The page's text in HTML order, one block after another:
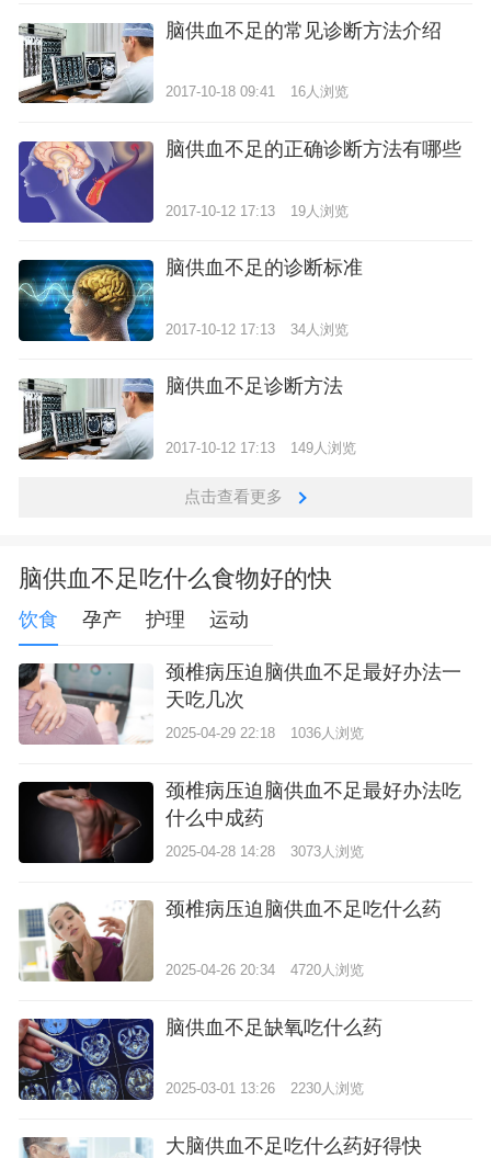
脑供血不足的常见诊断方法介绍
2017-10-18 09:41 16人浏览
脑供血不足的正确诊断方法有哪些
2017-10-12 17:13 19人浏览
脑供血不足的诊断标准
2017-10-12 17:13 34人浏览
脑供血不足诊断方法
2017-10-12 17:13 149人浏览
点击查看更多
脑供血不足吃什么食物好的快
饮食 孕产 护理 运动
颈椎病压迫脑供血不足最好办法一
天吃几次
2025-04-29 22:18 1036人浏览
颈椎病压迫脑供血不足最好办法吃
什么中成药
2025-04-28 14:28 3073人浏览
颈椎病压迫脑供血不足吃什么药
2025-04-26 20:34 4720人浏览
脑供血不足缺氧吃什么药
2025-03-01 13:26 2230人浏览
大脑供血不足吃什么药好得快